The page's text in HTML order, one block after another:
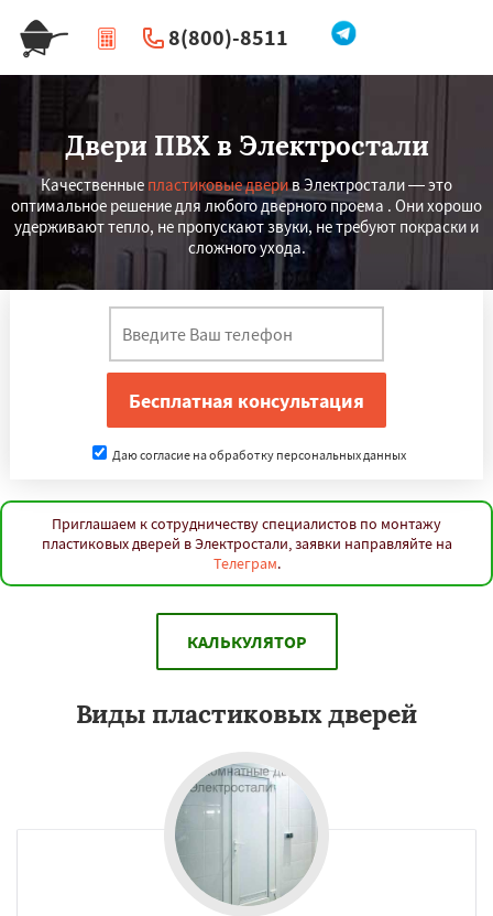
8(800)-8511
| Перезвоните мне
Двери ПВХ в Электростали
Качественные пластиковые дверив Электростали — это
оптимальное решение для любого дверного проема . Они хорошо
удерживают тепло, не пропускают звуки, не требуют покраски и
сложного ухода.
Даю согласие на обработку персональных данных
Приглашаем к сотрудничеству специалистов по монтажу
пластиковых дверей в Электростали, заявки направляйте на
Телеграм.
КАЛЬКУЛЯТОР
Виды пластиковых дверей